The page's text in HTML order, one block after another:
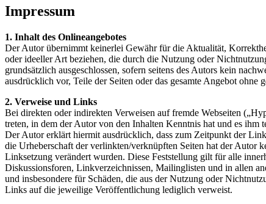
Impressum
1. Inhalt des Onlineangebotes
Der Autor übernimmt keinerlei Gewähr für die Aktualität,
oder ideeller Art beziehen, die durch die Nutzung oder
grundsätzlich ausgeschlossen, sofern seitens des Autors kein
ausdrücklich vor, Teile der Seiten oder das gesamte Angebot
2. Verweise und Links
Bei direkten oder indirekten Verweisen auf fremde Webseiten
treten, in dem der Autor von den Inhalten Kenntnis hat und es
Der Autor erklärt hiermit ausdrücklich, dass zum Zeitpunkt der
die Urheberschaft der verlinkten/verknüpften Seiten hat der Autor
Linksetzung verändert wurden. Diese Feststellung gilt für alle
Diskussionsforen, Linkverzeichnissen, Mailinglisten und in allen
und insbesondere für Schäden, die aus der Nutzung oder
Links auf die jeweilige Veröffentlichung lediglich verweist.